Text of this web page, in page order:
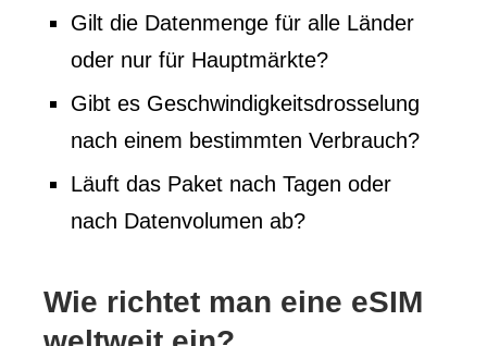
Gilt die Datenmenge für alle Länder
oder nur für Hauptmärkte?
Gibt es Geschwindigkeitsdrosselung
nach einem bestimmten Verbrauch?
Läuft das Paket nach Tagen oder
nach Datenvolumen ab?
Wie richtet man eine eSIM